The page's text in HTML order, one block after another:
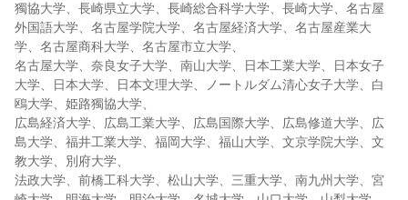
獨協大学、長崎県立大学、長崎総合科学大学、長崎大学、名古屋
外国語大学、名古屋学院大学、名古屋経済大学、名古屋産業大
学、名古屋商科大学、名古屋市立大学、
名古屋大学、奈良女子大学、南山大学、日本工業大学、日本女子
大学、日本大学、日本文理大学、ノートルダム清心女子大学、白
鴎大学、姫路獨協大学、
広島経済大学、広島工業大学、広島国際大学、広島修道大学、広
島大学、福井工業大学、福岡大学、福山大学、文京学院大学、文
教大学、別府大学、
法政大学、前橋工科大学、松山大学、三重大学、南九州大学、宮